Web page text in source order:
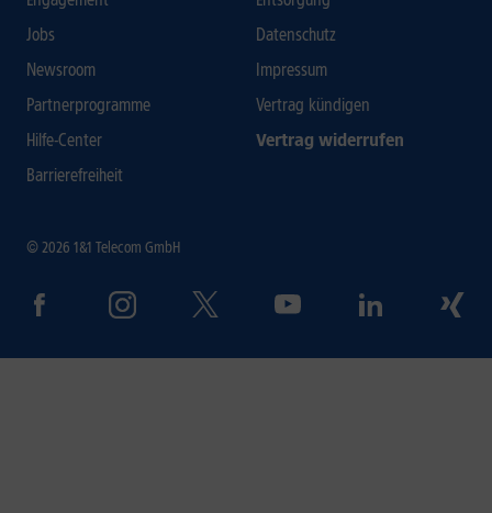
Jobs
Newsroom
Partnerprogramme
Hilfe-Center
Barrierefreiheit
Datenschutz
Impressum
Vertrag kündigen
Vertrag widerrufen
© 2026 1&1 Telecom GmbH